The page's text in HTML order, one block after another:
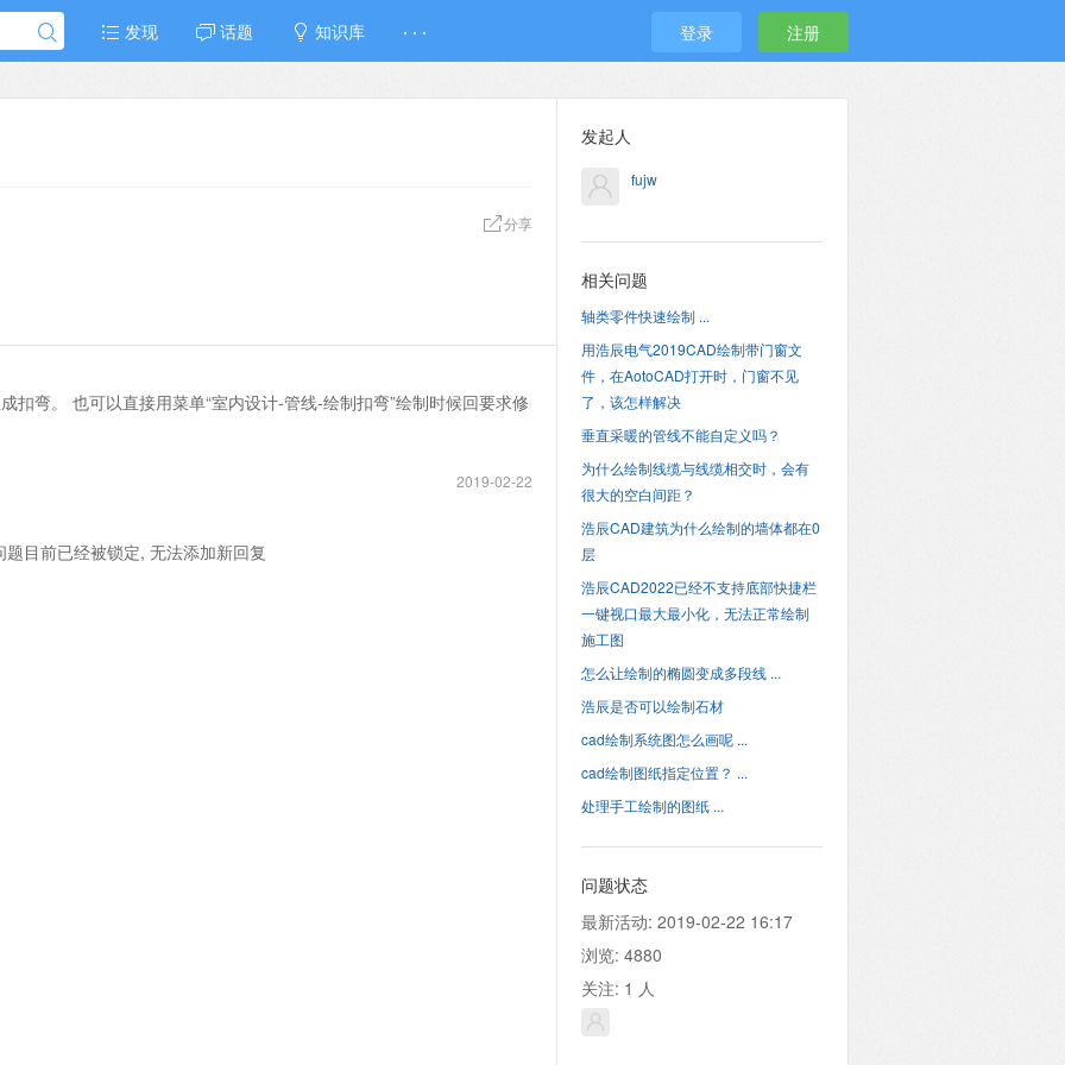
发现 话题 知识库 · · · 登录 注册
分享
扣弯。 也可以直接用菜单“室内设计-管线-绘制扣弯”绘制时候回要求修
2019-02-22
题目前已经被锁定, 无法添加新回复
发起人
fujw
相关问题
轴类零件快速绘制 ...
用浩辰电气2019CAD绘制带门窗文
件，在AotoCAD打开时，门窗不见
了，该怎样解决
垂直采暖的管线不能自定义吗？
为什么绘制线缆与线缆相交时，会有
很大的空白间距？
浩辰CAD建筑为什么绘制的墙体都在0
层
浩辰CAD2022已经不支持底部快捷栏
一键视口最大最小化，无法正常绘制
施工图
怎么让绘制的椭圆变成多段线 ...
浩辰是否可以绘制石材
cad绘制系统图怎么画呢 ...
cad绘制图纸指定位置？ ...
处理手工绘制的图纸 ...
问题状态
最新活动: 2019-02-22 16:17
浏览: 4880
关注: 1 人